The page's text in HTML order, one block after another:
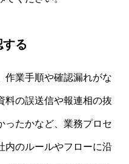
る
作業手順や確認漏れがな
料の誤送信や報連相の抜
ったかなど、業務プロセ
内のルールやフローに沿